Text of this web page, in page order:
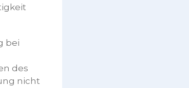
bei
des
nicht